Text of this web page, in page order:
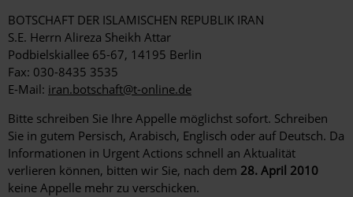
BOTSCHAFT DER ISLAMISCHEN REPUBLIK IRAN
S.E. Herrn Alireza Sheikh Attar
Podbielskiallee 65-67, 14195 Berlin
Fax: 030-8435 3535
E-Mail: iran.botschaft@t-online.de
Bitte schreiben Sie Ihre Appelle möglichst sofort. Schreiben
Sie in gutem Persisch, Arabisch, Englisch oder auf Deutsch. Da
Informationen in Urgent Actions schnell an Aktualität
verlieren können, bitten wir Sie, nach dem 28. April 2010
keine Appelle mehr zu verschicken.